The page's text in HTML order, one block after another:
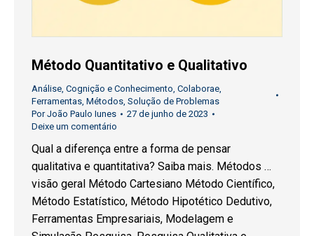
Método Quantitativo e Qualitativo
Análise Cognição e Conhecimento Colaborae
Ferramentas Métodos Solução de Problemas
PorJoão Paulo Iunes
27 de junho de 2023
Deixe um comentário
Qual a diferença entre a forma de pensar
qualitativa e quantitativa? Saiba mais. Métodos …
visão geral Método Cartesiano Método Científico,
Método Estatístico, Método Hipotético Dedutivo,
Ferramentas Empresariais, Modelagem e